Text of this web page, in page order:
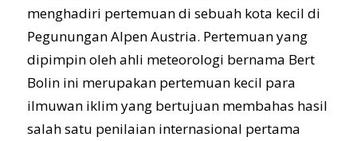
menghadiri pertemuan di sebuah kota kecil di
Pegunungan Alpen Austria. Pertemuan yang
dipimpin oleh ahli meteorologi bernama Bert
Bolin ini merupakan pertemuan kecil para
ilmuwan iklim yang bertujuan membahas hasil
salah satu penilaian internasional pertama